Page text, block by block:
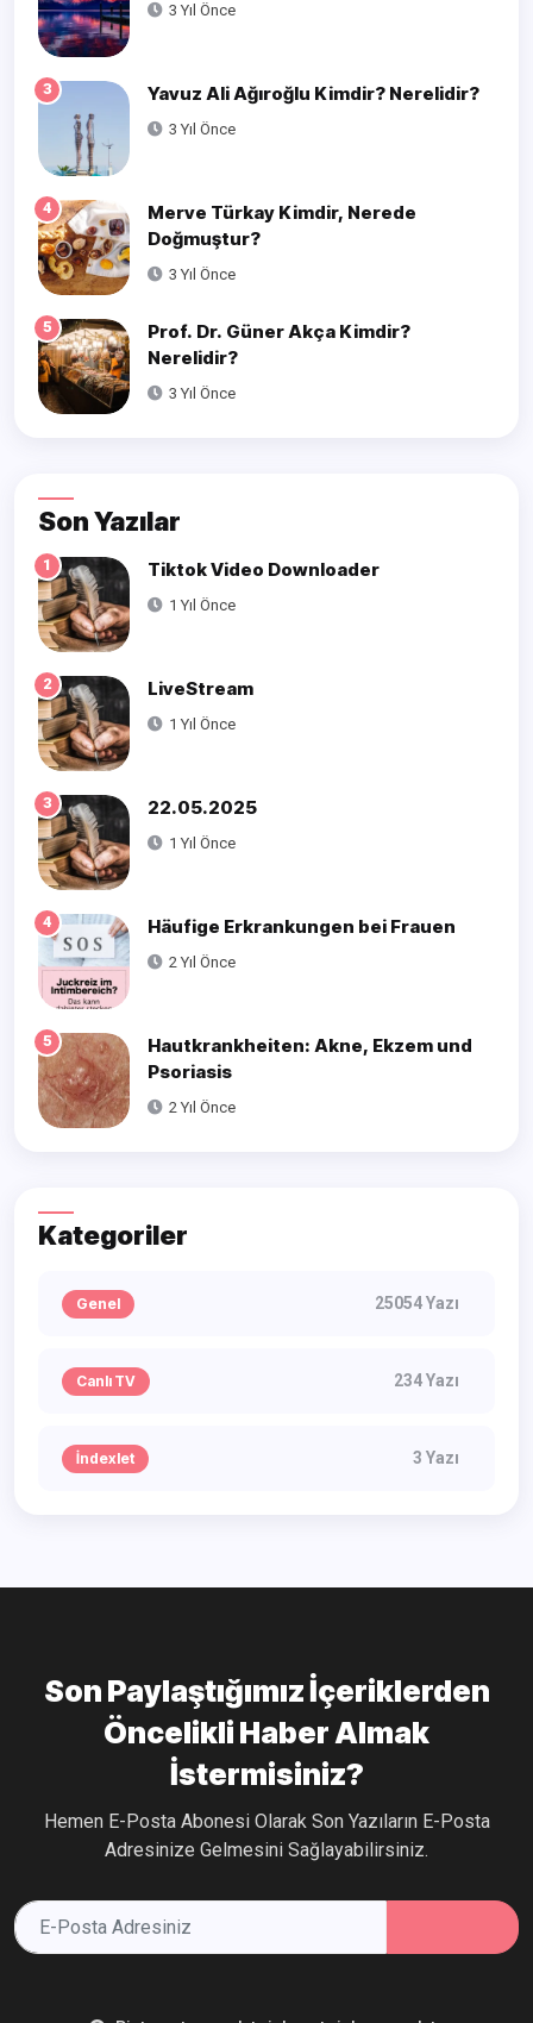
3 Yıl Önce
3 Yavuz Ali Ağıroğlu Kimdir? Nerelidir?
3 Yıl Önce
4
Merve Türkay Kimdir, Nerede
Doğmuştur?
3 Yıl Önce
5
Prof. Dr. Güner Akça Kimdir?
Nerelidir?
3 Yıl Önce
Son Yazılar
1 Tiktok Video Downloader
1 Yıl Önce
2 LiveStream
1 Yıl Önce
3 22.05.2025
1 Yıl Önce
4 Häufige Erkrankungen bei Frauen
2 Yıl Önce
5
Hautkrankheiten: Akne, Ekzem und
Psoriasis
2 Yıl Önce
Kategoriler
Genel 25054 Yazı
Canlı TV 234 Yazı
İndexlet 3 Yazı
Son Paylaştığımız İçeriklerden
Öncelikli Haber Almak
İstermisiniz?
Hemen E-Posta Abonesi Olarak Son Yazıların E-Posta
Adresinize Gelmesini Sağlayabilirsiniz.